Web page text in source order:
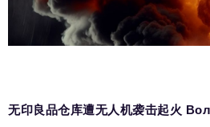
无印良品仓库遭无人机袭击起火